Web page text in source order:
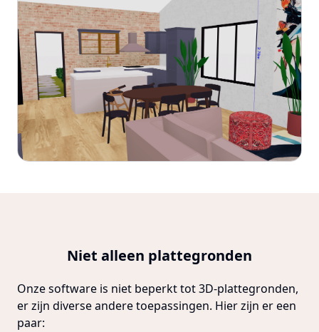
Niet alleen plattegronden
Onze software is niet beperkt tot 3D-plattegronden,
er zijn diverse andere toepassingen. Hier zijn er een
paar: